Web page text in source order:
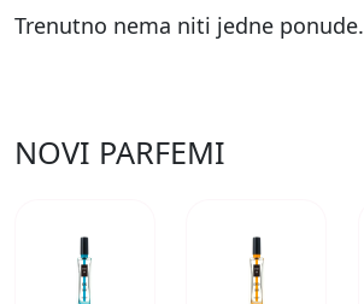
Trenutno nema niti jedne ponude.
NOVI PARFEMI